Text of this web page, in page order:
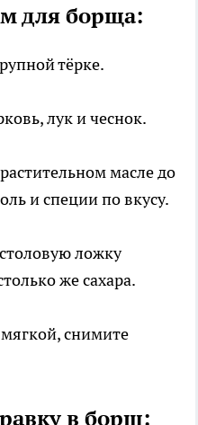
для борща:
тёрке.
лук и чеснок.
масле до
и специи по вкусу.
ложку
же сахара.
мягкой, снимите
в борщ: